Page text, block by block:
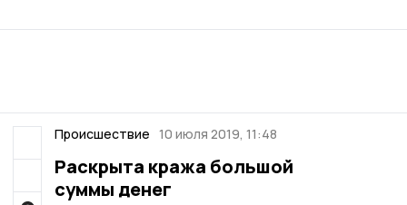
Происшествие 10 июля 2019, 11:48
Раскрыта кража большой
суммы денег